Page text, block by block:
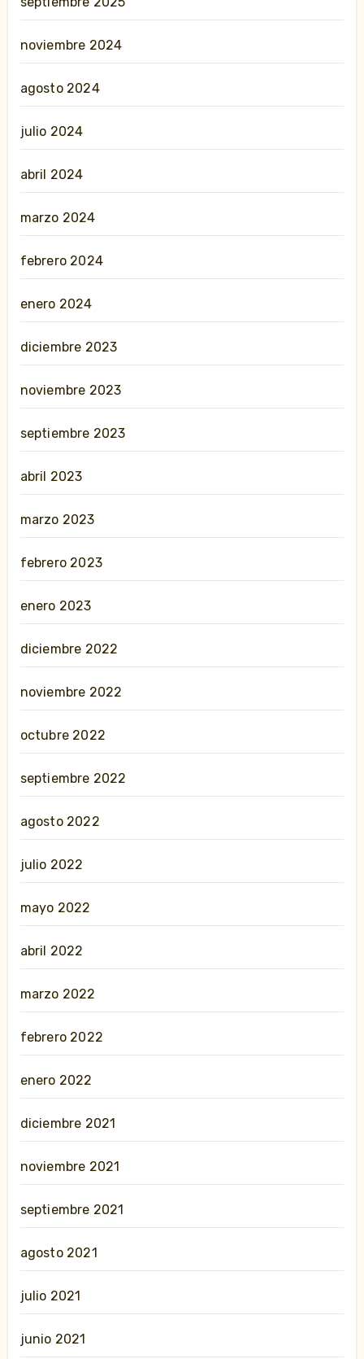
noviembre 2024
agosto 2024
julio 2024
abril 2024
marzo 2024
febrero 2024
enero 2024
diciembre 2023
noviembre 2023
septiembre 2023
abril 2023
marzo 2023
febrero 2023
enero 2023
diciembre 2022
noviembre 2022
octubre 2022
septiembre 2022
agosto 2022
julio 2022
mayo 2022
abril 2022
marzo 2022
febrero 2022
enero 2022
diciembre 2021
noviembre 2021
septiembre 2021
agosto 2021
julio 2021
junio 2021